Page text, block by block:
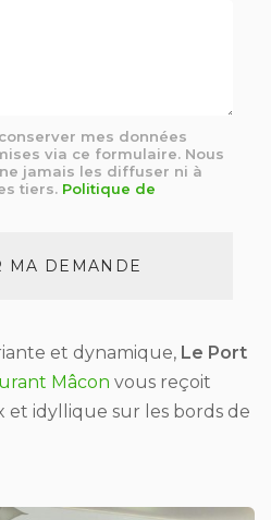
mes données
via ce formulaire. Nous
jamais les diffuser ni à
tiers. Politique de
MA DEMANDE
et dynamique, Le Port
Mâcon vous reçoit
et idyllique sur les bords de